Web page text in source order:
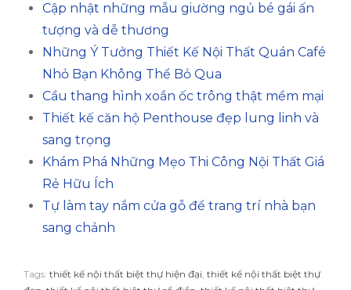
Cập nhật những mẫu giường ngủ bé gái ấn
tượng và dễ thương
Những Ý Tưởng Thiết Kế Nội Thất Quán Café
Nhỏ Bạn Không Thể Bỏ Qua
Cầu thang hình xoắn ốc trông thật mềm mại
Thiết kế căn hộ Penthouse đẹp lung linh và
sang trọng
Khám Phá Những Mẹo Thi Công Nội Thất Giá
Rẻ Hữu Ích
Tự làm tay nắm cửa gỗ để trang trí nhà bạn
sang chảnh
Tags: thiết kế nội thất biệt thự hiện đại, thiết kế nội thất biệt thự